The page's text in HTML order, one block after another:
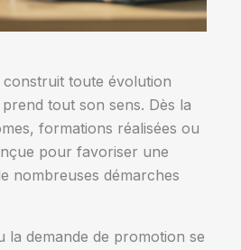
construit toute évolution
tout son sens. Dès la
formations réalisées ou
pour favoriser une
nombreuses démarches
la demande de promotion se